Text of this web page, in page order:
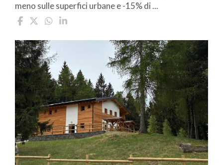
meno sulle superfici urbane e -15% di ...